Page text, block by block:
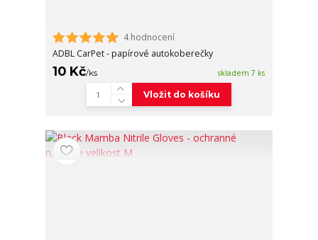
4 hodnocení
ADBL CarPet - papírové autokoberečky
10 Kč/ks skladem 7 ks
Vložit do košíku